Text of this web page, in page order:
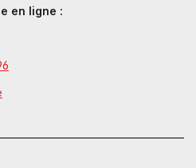
en ligne :